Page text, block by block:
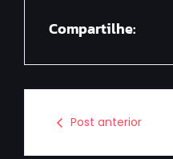
Compartilhe:
Post anterior